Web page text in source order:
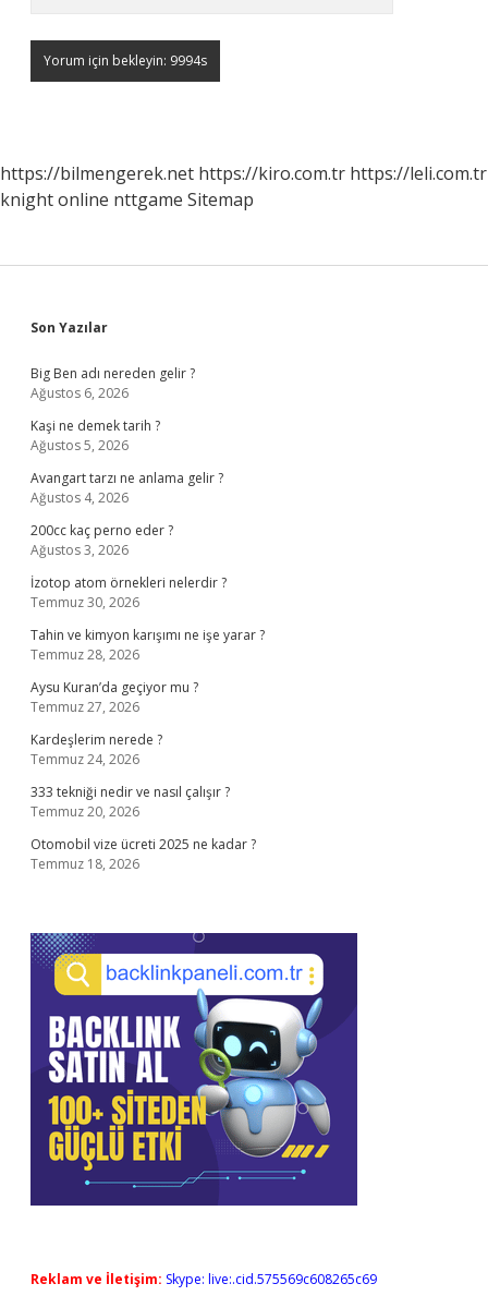
https://bilmengerek.net https://kiro.com.tr https://leli.com.tr
knight online nttgame Sitemap
Sidebar
Son Yazılar
Big Ben adı nereden gelir ?
Ağustos 6, 2026
Kaşi ne demek tarih ?
Ağustos 5, 2026
Avangart tarzı ne anlama gelir ?
Ağustos 4, 2026
200cc kaç perno eder ?
Ağustos 3, 2026
İzotop atom örnekleri nelerdir ?
Temmuz 30, 2026
Tahin ve kimyon karışımı ne işe yarar ?
Temmuz 28, 2026
Aysu Kuran’da geçiyor mu ?
Temmuz 27, 2026
Kardeşlerim nerede ?
Temmuz 24, 2026
333 tekniği nedir ve nasıl çalışır ?
Temmuz 20, 2026
Otomobil vize ücreti 2025 ne kadar ?
Temmuz 18, 2026
Reklam ve İletişim: Skype: live:.cid.575569c608265c69